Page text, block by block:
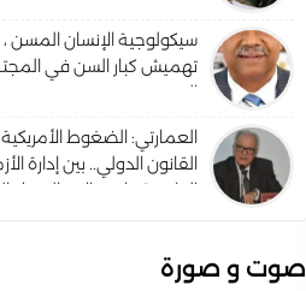
سيكولوجية الإنسان المسن
تهميش كبار السن في
المغربي ؟
العمارتي: الضغوط
القانون الدولي.. بين إدارة
الظرفية واحتمالات التحول
صوت و صورة